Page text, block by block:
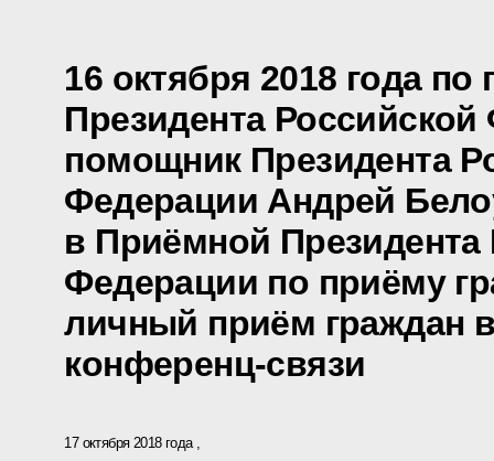
16 октября 2018 года
Президента
помощник Президента
Федерации Андрей
в Приёмной Президента
Федерации по приёму
личный приём граждан
конференц-связи
17 октября 2018 года